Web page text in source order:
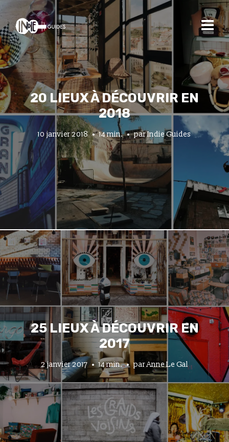
20 LIEUX À DÉCOUVRIR EN
2018
10 janvier 2018 14 min. parIndie Guides
25 LIEUX À DÉCOUVRIR EN
2017
2 janvier 2017 14 min. parAnne Le Gal